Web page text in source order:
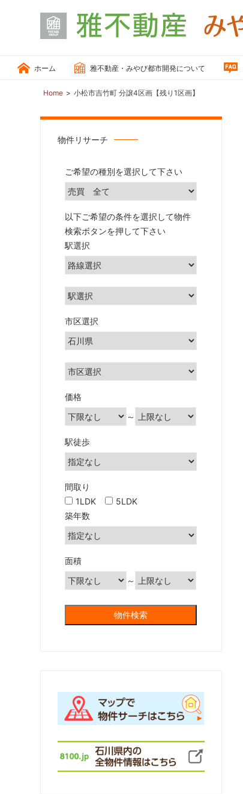
市、
能
市
ホーム 雅不動産・みやび都市開発について
Home 小松市吉竹町 分譲4区画【残り1区画】
物件リサーチ
ご希望の種別を選択して下さい
以下ご希望の条件を選択して物件
検索ボタンを押して下さい
駅選択
市区選択
価格
～
駅徒歩
間取り
1LDK
5LDK
築年数
面積
～